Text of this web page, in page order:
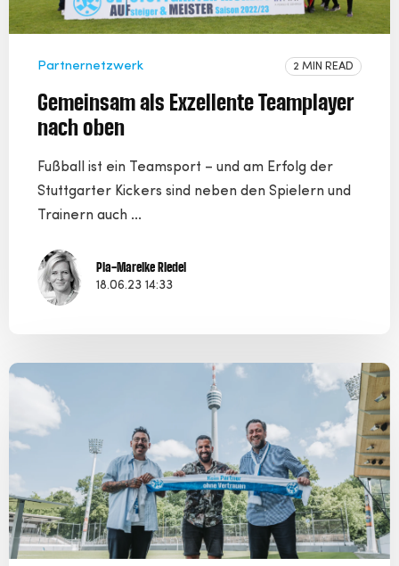
Partnernetzwerk 2 MIN READ
Gemeinsam als Exzellente Teamplayer
nach oben
Fußball ist ein Teamsport – und am Erfolg der
Stuttgarter Kickers sind neben den Spielern und
Trainern auch ...
Pia-Mareike Riedel
18.06.23 14:33